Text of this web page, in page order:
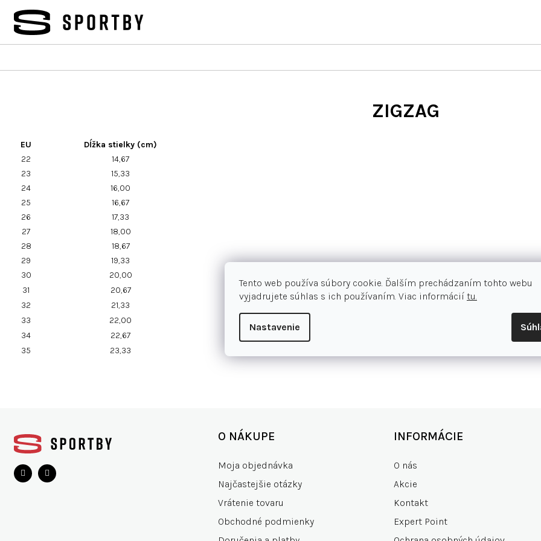
Tento web používa súbory cookie. Ďalším prechádzaním tohto webu
vyjadrujete súhlas s ich používaním. Viac informácií tu.
Nastavenie
obsah
ZIGZAG
EU
Dĺžka stielky (cm)
22
14,67
23
15,33
24
16,00
25
16,67
26
17,33
27
18,00
28
18,67
29
19,33
30
20,00
31
20,67
32
21,33
33
22,00
34
22,67
35
23,33
O NÁKUPE
Moja objednávka
Najčastejšie otázky
Vrátenie tovaru
Obchodné podmienky
INFORMÁCIE
O nás
Akcie
Kontakt
Expert Point